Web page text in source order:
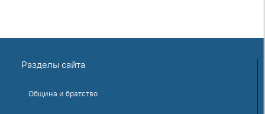
Разделы сайта
Община и братство